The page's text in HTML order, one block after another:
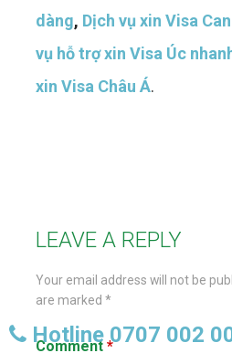
dàng, Dịch vụ xin Visa
vụ hỗ trợ xin Visa Úc
xin Visa Châu Á.
LEAVE A REPLY
Your email address will not be
are marked *
Comment *
Hotline 0707 002